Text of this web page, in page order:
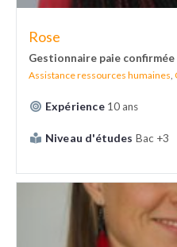
Rose
Gestionnaire paie confirmée
Assistance ressources humaines
Expérience 10 ans
Niveau d'études Bac +3